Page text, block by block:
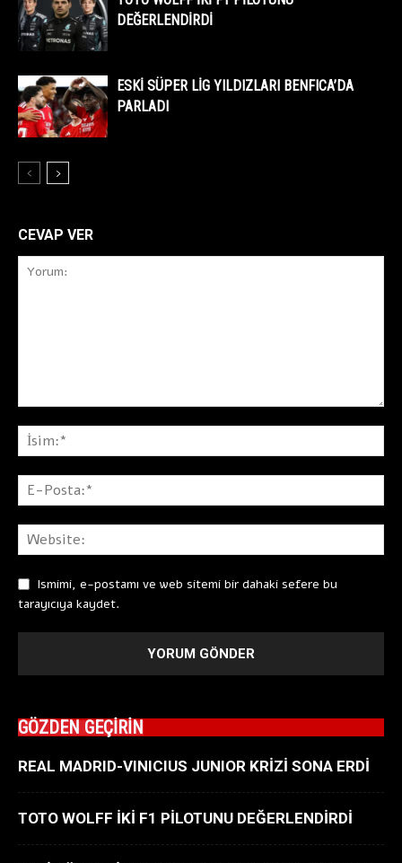
DEĞERLENDİRDİ
ESKİ SÜPER LİG YILDIZLARI BENFICA’DA
PARLADI
CEVAP VER
Ismimi, e-postamı ve web sitemi bir dahaki sefere bu
tarayıcıya kaydet.
GÖZDEN GEÇİRİN
REAL MADRID-VINICIUS JUNIOR KRİZİ SONA ERDİ
TOTO WOLFF İKİ F1 PİLOTUNU DEĞERLENDİRDİ